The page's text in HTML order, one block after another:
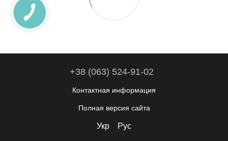
+38 (063) 524-91-02
Контактная информация
Полная версия сайта
Укр Рус